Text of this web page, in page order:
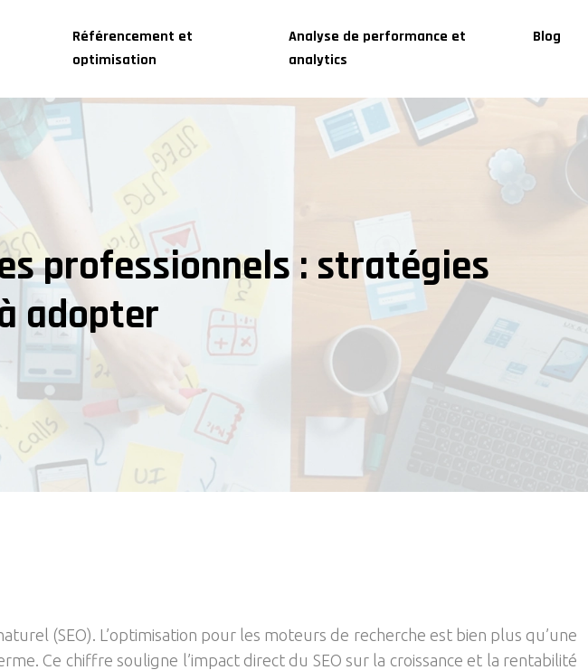
Référencement et
optimisation
Analyse de performance et
analytics
Blog
professionnels : stratégies
adopter
(SEO). L’optimisation pour les moteurs de recherche est bien plus qu’une
Ce chiffre souligne l’impact direct du SEO sur la croissance et la rentabilité